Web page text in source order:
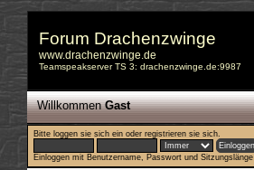
Forum Drachenzwinge
www.drachenzwinge.de
Teamspeakserver TS 3: drachenzwinge.de:9987
WillkommenGast
Bitte loggen sie sich ein oderregistrieren sie sich.
Einloggen mit Benutzername, Passwort und Sitzungslänge